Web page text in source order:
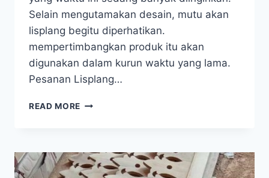
Selain mengutamakan desain, mutu akan
lisplang begitu diperhatikan.
mempertimbangkan produk itu akan
digunakan dalam kurun waktu yang lama.
Pesanan Lisplang…
READ MORE